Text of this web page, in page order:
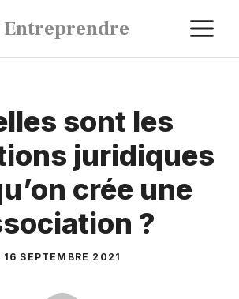
Entreprendre
sont les
juridiques
crée une
?
16 SEPTEMBRE 2021